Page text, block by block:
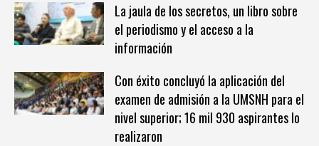
La jaula de los secretos, un libro sobre
el periodismo y el acceso a la
información
Con éxito concluyó la aplicación del
examen de admisión a la UMSNH para el
nivel superior; 16 mil 930 aspirantes lo
realizaron